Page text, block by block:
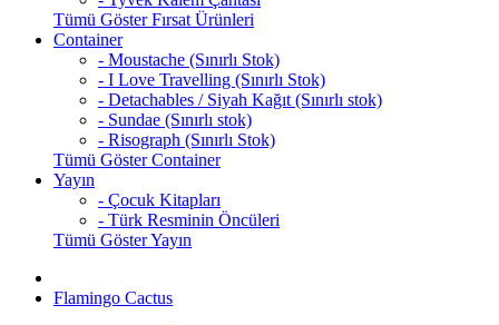
Tümü Göster Fırsat Ürünleri
Container
- Moustache (Sınırlı Stok)
- I Love Travelling (Sınırlı Stok)
- Detachables / Siyah Kağıt (Sınırlı stok)
- Sundae (Sınırlı stok)
- Risograph (Sınırlı Stok)
Tümü Göster Container
Yayın
- Çocuk Kitapları
- Türk Resminin Öncüleri
Tümü Göster Yayın
Flamingo Cactus